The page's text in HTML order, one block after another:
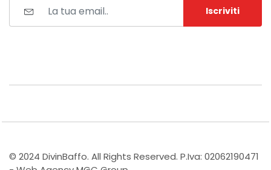
Iscriviti
© 2024 DivinBaffo. All Rights Reserved. P.Iva: 02062190471